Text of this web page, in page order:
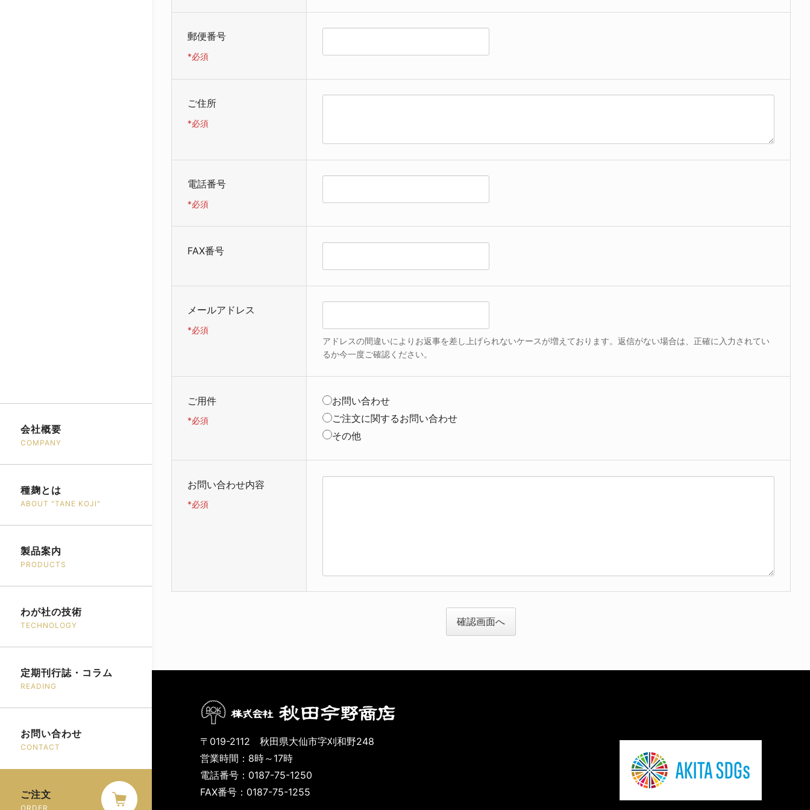
会社概要
COMPANY
種麹とは
ABOUT "TANE KOJI"
製品案内
PRODUCTS
わが社の技術
TECHNOLOGY
定期刊行誌・コラム
READING
お問い合わせ
CONTACT
ご注文
ORDER
郵便番号
*必須
ご住所
*必須
電話番号
*必須
FAX番号
メールアドレス
*必須
アドレスの間違いによりお返事を差し上げられないケースが増えております。返信がない場合は、正確に入力されてい
るか今一度ご確認ください。
ご用件
*必須
お問い合わせ
ご注文に関するお問い合わせ
その他
お問い合わせ内容
*必須
確認画面へ
〒019-2112 秋田県大仙市字刈和野248
営業時間：8時～17時
電話番号：0187-75-1250
FAX番号：0187-75-1255